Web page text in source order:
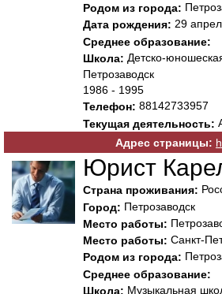
Родом из города:
Дата рождения: 29
Среднее образование:
Школа: Детско-
Петрозаводск
1986 - 1995
Телефон: 88142733957
Текущая деятельность:
Адрес страницы:
Юрист
Страна проживания:
Город: Петрозаводск
Место работы:
Место работы: Санкт-
Родом из города:
Среднее образование:
Школа: Музыкальная